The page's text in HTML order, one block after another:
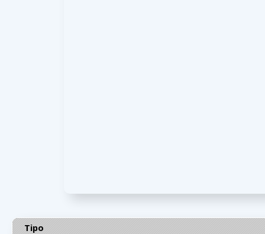
Tipo